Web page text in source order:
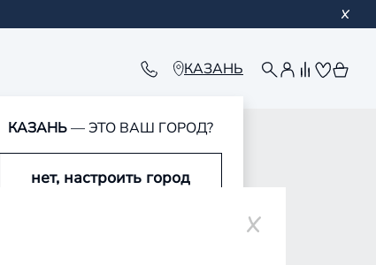
КАЗАНЬ
КАЗАНЬ— ЭТО ВАШ ГОРОД?
нет, настроить город